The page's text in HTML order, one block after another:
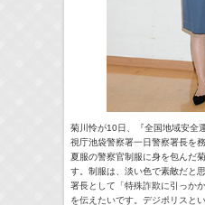
菊川怜が10日、『全国地域安全
視庁池袋警察署一日警察署長を
夏服の警察官制服に身を包んだ
す。制服は、淡い色で素敵だと
署長として「特殊詐欺に引っか
を伝えたいです。デジポリスと